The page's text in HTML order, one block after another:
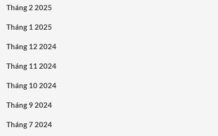
Tháng 2 2025
Tháng 1 2025
Tháng 12 2024
Tháng 11 2024
Tháng 10 2024
Tháng 9 2024
Tháng 7 2024